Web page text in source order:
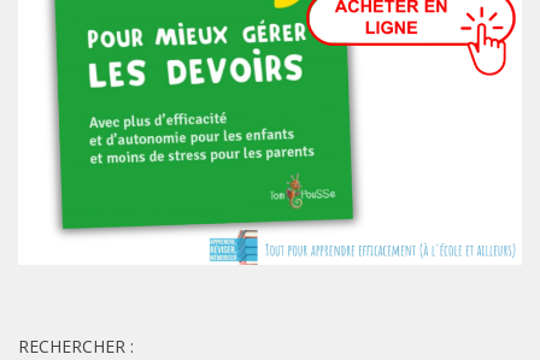
RECHERCHER :